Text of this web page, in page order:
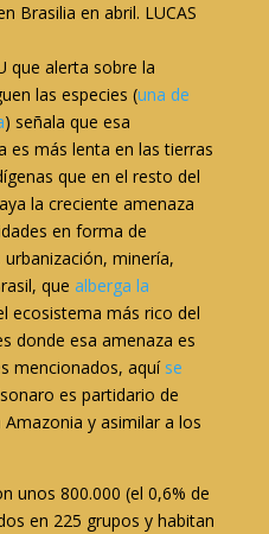
Brasilia en abril. LUCAS
que alerta sobre la
las especies (una de
) señala que esa
es más lenta en las tierras
que en el resto del
la creciente amenaza
en forma de
minería,
que alberga la
ecosistema más rico del
donde esa amenaza es
mencionados, aquí se
es partidario de
y asimilar a los
unos 800.000 (el 0,6% de
en 225 grupos y habitan